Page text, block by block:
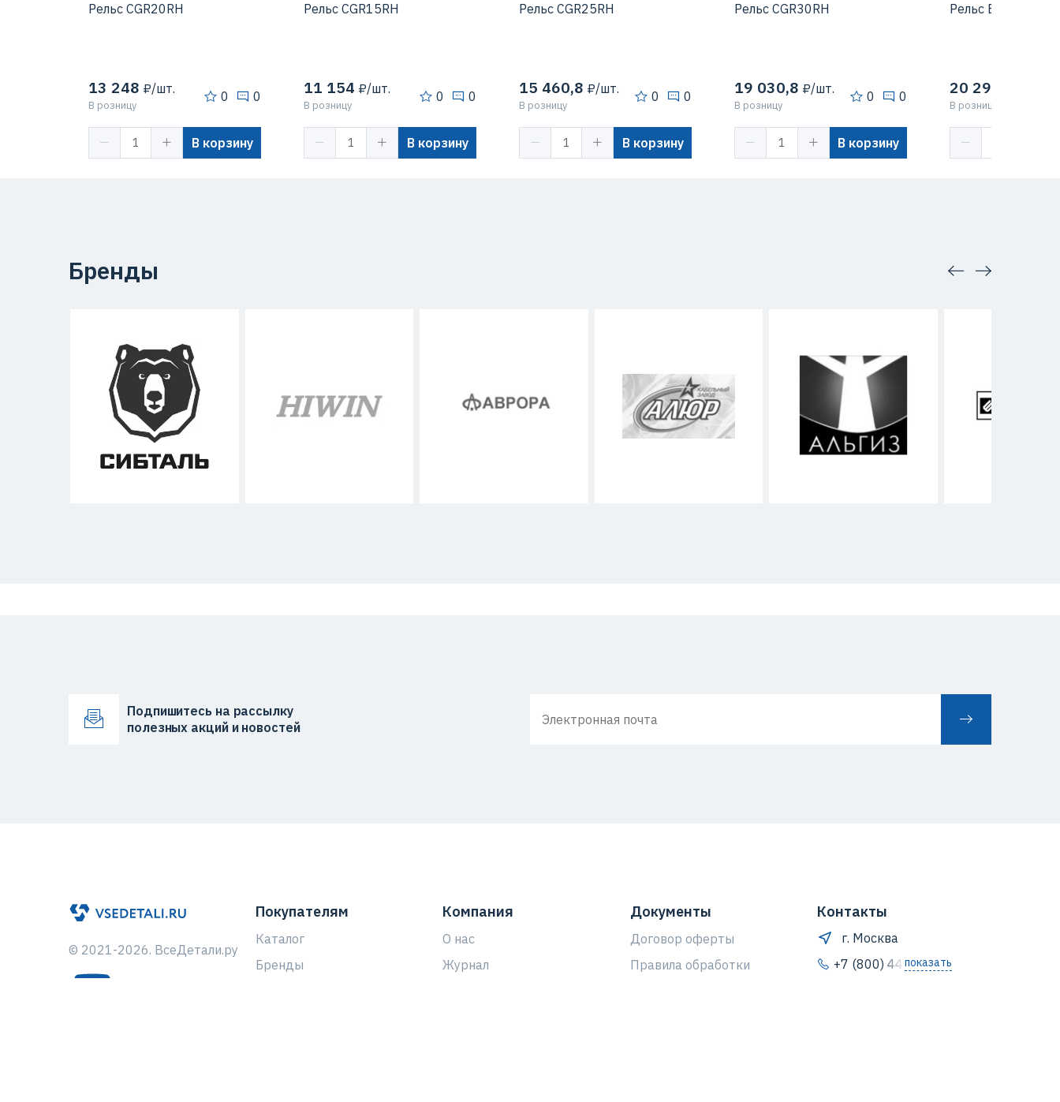
Рельс CGR20RH
13 248 ₽/шт.
В розницу
0 0
В корзину
Рельс CGR15RH
11 154 ₽/шт.
В розницу
0 0
В корзину
Рельс CGR25RH
15 460,8 ₽/шт.
В розницу
0 0
В корзину
Рельс CGR30RH
19 030,8 ₽/шт.
В розницу
0 0
В корзину
Рельс EGR30UH
20 292
В розницу
Бренды
Подпишитесь на рассылку
полезных акций и новостей
© 2021-2026. ВсеДетали.ру
Покупателям
Каталог
Бренды
Компания
О нас
Журнал
Документы
Договор оферты
Правила обработки
Контакты
г. Москва
+7 (800) 444-64-80
показать